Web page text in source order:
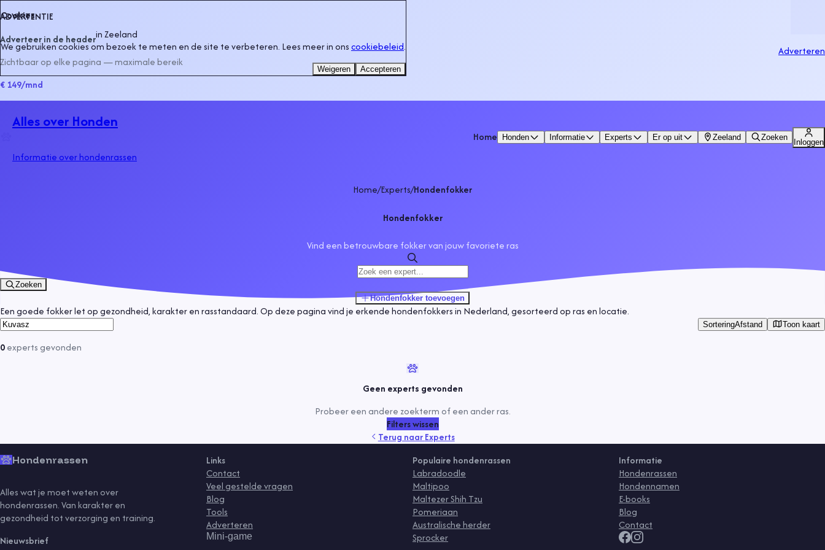
ADVERTENTIE
Adverteer in de headerinZeeland
Zichtbaar op elke pagina — maximale bereik
€ 149/mnd
Adverteren
Alles over Honden
Informatie over hondenrassen
Home Honden Informatie Experts Er op uit Zeeland Zoeken
Inloggen
Home/Experts/Hondenfokker
Hondenfokker
Vind een betrouwbare fokker van jouw favoriete ras
Zoeken
Hondenfokker toevoegen
Een goede fokker let op gezondheid, karakter en rasstandaard. Op deze pagina vind je erkende hondenfokkers in Nederland, gesorteerd op ras en locatie.
SorteringAfstand Toon kaart
0experts gevonden
Geen experts gevonden
Probeer een andere zoekterm of een ander ras.
Filters wissen
Terug naarExperts
Hondenrassen
Alles wat je moet weten over
hondenrassen. Van karakter en
gezondheid tot verzorging en training.
Nieuwsbrief
Links
Contact
Veel gestelde vragen
Blog
Tools
Adverteren
Mini-game
Populaire hondenrassen
Labradoodle
Maltipoo
Maltezer Shih Tzu
Pomeriaan
Australische herder
Sprocker
Informatie
Hondenrassen
Hondennamen
E-books
Blog
Contact
Cookies
We gebruiken cookies om bezoek te meten en de site te verbeteren. Lees meer in onscookiebeleid.
Weigeren Accepteren